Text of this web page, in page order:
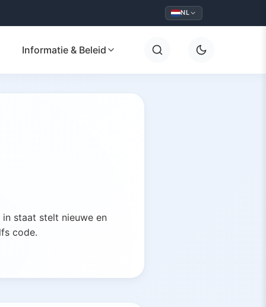
NL
Informatie & Beleid
staat stelt nieuwe en
code.